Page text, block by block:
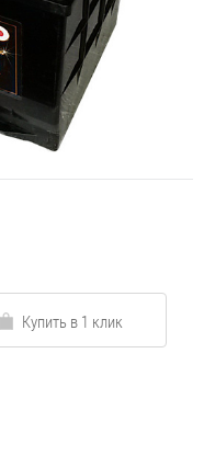
Купить в 1 клик